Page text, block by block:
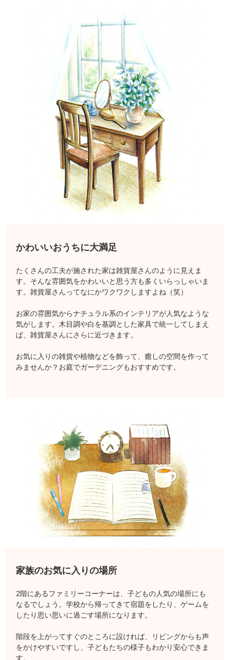
かわいいおうちに大満足
たくさんの工夫が施された家は雑貨屋さんのように見えま
す。そんな雰囲気をかわいいと思う方も多くいらっしゃいま
す。雑貨屋さんってなにかワクワクしますよね（笑）
お家の雰囲気からナチュラル系のインテリアが人気なような
気がします。木目調や白を基調とした家具で統一してしまえ
ば、雑貨屋さんにさらに近づきます。
お気に入りの雑貨や植物などを飾って、癒しの空間を作って
みませんか？お庭でガーデニングもおすすめです。
家族のお気に入りの場所
2階にあるファミリーコーナーは、子どもの人気の場所にも
なるでしょう。学校から帰ってきて宿題をしたり、ゲームを
したり思い思いに過ごす場所になります。
階段を上がってすぐのところに設ければ、リビングからも声
をかけやすいですし、子どもたちの様子もわかり安心できま
す。